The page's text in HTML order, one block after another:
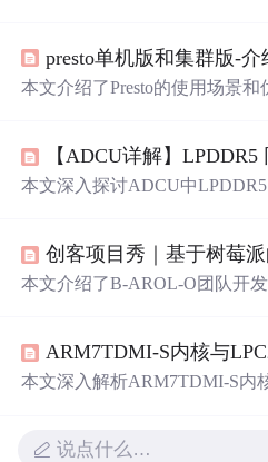
步骤，确保配置正确。
本文介绍了Presto的使用场景
节点设置。还对比了Presto与
差异，并提醒注意Presto对时间
本文深入探讨ADCU中
定测试方法，强调其在自动驾
创客项目秀｜基于树莓
本文介绍了B-AROL-O团队开
文章详细描述了硬件选择、软
统的实现，以及未来扩展计划
本文深入解析ARM7TDMI-S内
及多串行接口（UART/I2C/
说点什么…